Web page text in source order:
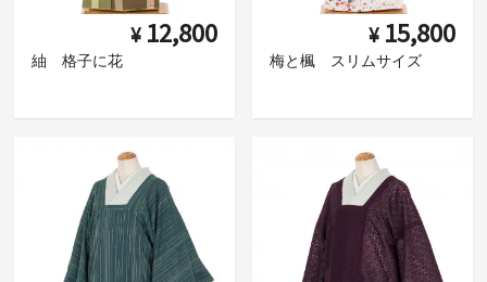
¥ 12,800
紬 格子に花
¥ 15,800
梅と楓 スリムサイズ